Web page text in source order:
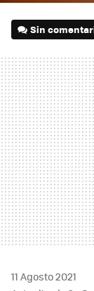
Sin
11 Agosto 2021